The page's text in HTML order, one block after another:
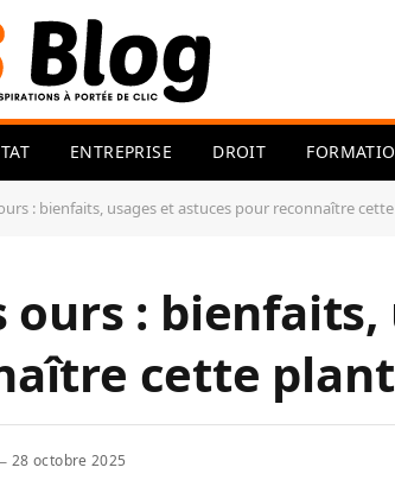
ENTREPRISE DROIT
: bienfaits, usages et astuces pour reconnaître
ours :
cette
28 octobre 2025